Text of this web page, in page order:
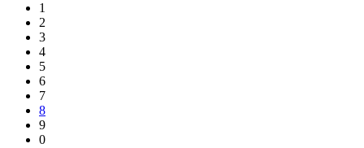
1
2
3
4
5
6
7
8
9
0